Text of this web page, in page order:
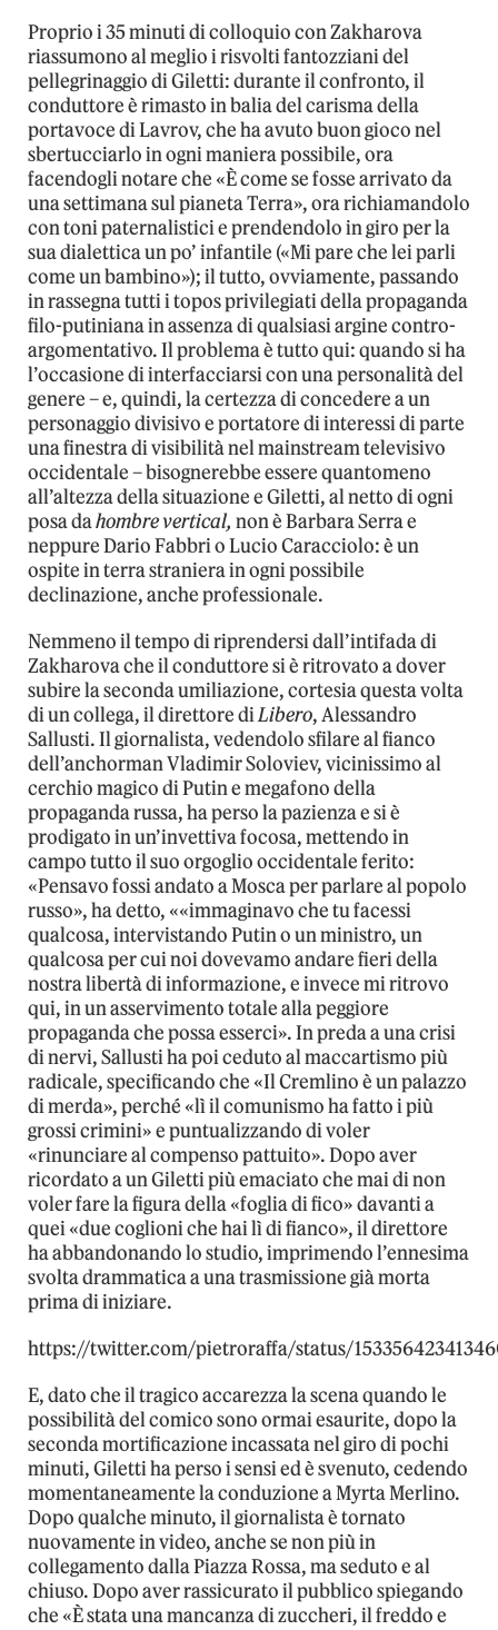
Proprio i 35 minuti di colloquio con Zakharova
riassumono al meglio i risvolti fantozziani del
pellegrinaggio di Giletti: durante il confronto, il
conduttore è rimasto in balia del carisma della
portavoce di Lavrov, che ha avuto buon gioco nel
sbertucciarlo in ogni maniera possibile, ora
facendogli notare che «È come se fosse arrivato da
una settimana sul pianeta Terra», ora richiamandolo
con toni paternalistici e prendendolo in giro per la
sua dialettica un po’ infantile («Mi pare che lei parli
come un bambino»); il tutto, ovviamente, passando
in rassegna tutti i topos privilegiati della propaganda
filo-putiniana in assenza di qualsiasi argine contro-
argomentativo. Il problema è tutto qui: quando si ha
l’occasione di interfacciarsi con una personalità del
genere – e, quindi, la certezza di concedere a un
personaggio divisivo e portatore di interessi di parte
una finestra di visibilità nel mainstream televisivo
occidentale – bisognerebbe essere quantomeno
all’altezza della situazione e Giletti, al netto di ogni
posa dahombre vertical, non è Barbara Serra e
neppure Dario Fabbri o Lucio Caracciolo: è un
ospite in terra straniera in ogni possibile
declinazione, anche professionale.
Nemmeno il tempo di riprendersi dall’intifada di
Zakharova che il conduttore si è ritrovato a dover
subire la seconda umiliazione, cortesia questa volta
di un collega, il direttore diLibero, Alessandro
Sallusti. Il giornalista, vedendolo sfilare al fianco
dell’anchorman Vladimir Soloviev, vicinissimo al
cerchio magico di Putin e megafono della
propaganda russa, ha perso la pazienza e si è
prodigato in un’invettiva focosa, mettendo in
campo tutto il suo orgoglio occidentale ferito:
«Pensavo fossi andato a Mosca per parlare al popolo
russo», ha detto, ««immaginavo che tu facessi
qualcosa, intervistando Putin o un ministro, un
qualcosa per cui noi dovevamo andare fieri della
nostra libertà di informazione, e invece mi ritrovo
qui, in un asservimento totale alla peggiore
propaganda che possa esserci». In preda a una crisi
di nervi, Sallusti ha poi ceduto al maccartismo più
radicale, specificando che «Il Cremlino è un palazzo
di merda», perché «lì il comunismo ha fatto i più
grossi crimini» e puntualizzando di voler
«rinunciare al compenso pattuito». Dopo aver
ricordato a un Giletti più emaciato che mai di non
voler fare la figura della «foglia di fico» davanti a
quei «due coglioni che hai lì di fianco», il direttore
ha abbandonando lo studio, imprimendo l’ennesima
svolta drammatica a una trasmissione già morta
prima di iniziare.
https://twitter.com/pietroraffa/status/
E, dato che il tragico accarezza la scena quando le
possibilità del comico sono ormai esaurite, dopo la
seconda mortificazione incassata nel giro di pochi
minuti, Giletti ha perso i sensi ed è svenuto, cedendo
momentaneamente la conduzione a Myrta Merlino.
Dopo qualche minuto, il giornalista è tornato
nuovamente in video, anche se non più in
collegamento dalla Piazza Rossa, ma seduto e al
chiuso. Dopo aver rassicurato il pubblico spiegando
che «È stata una mancanza di zuccheri, il freddo e